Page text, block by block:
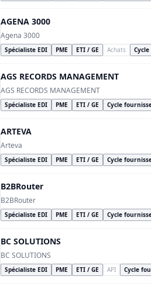
AGENA 3000
Agena 3000
Spécialiste EDI PME ETI / GE Achats
AGS RECORDS MANAGEMENT
AGS RECORDS MANAGEMENT
Spécialiste EDI PME ETI / GE Cycle
ARTEVA
Arteva
Spécialiste EDI PME ETI / GE Cycle
B2BRouter
B2BRouter
Spécialiste EDI PME ETI / GE Cycle
BC SOLUTIONS
BC SOLUTIONS
Spécialiste EDI PME ETI / GE API Cycle